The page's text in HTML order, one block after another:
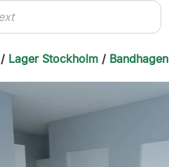
/ Lager Stockholm / Bandhagen